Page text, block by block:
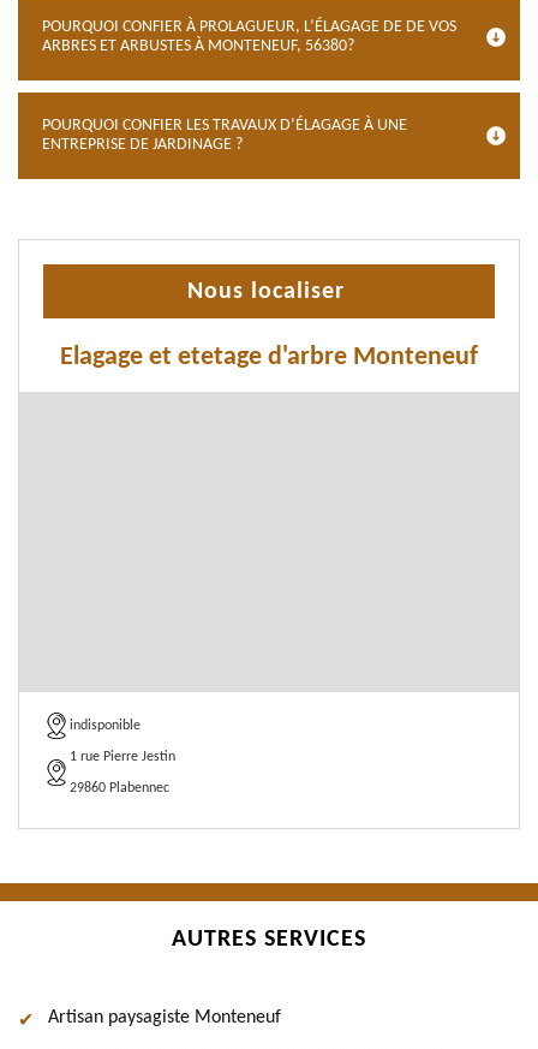
POURQUOI CONFIER À PROLAGUEUR, L’ÉLAGAGE DE DE VOS
ARBRES ET ARBUSTES À MONTENEUF, 56380?
POURQUOI CONFIER LES TRAVAUX D’ÉLAGAGE À UNE
ENTREPRISE DE JARDINAGE ?
Nous localiser
Elagage et etetage d'arbre Monteneuf
indisponible
1 rue Pierre Jestin
29860 Plabennec
AUTRES SERVICES
Artisan paysagiste Monteneuf